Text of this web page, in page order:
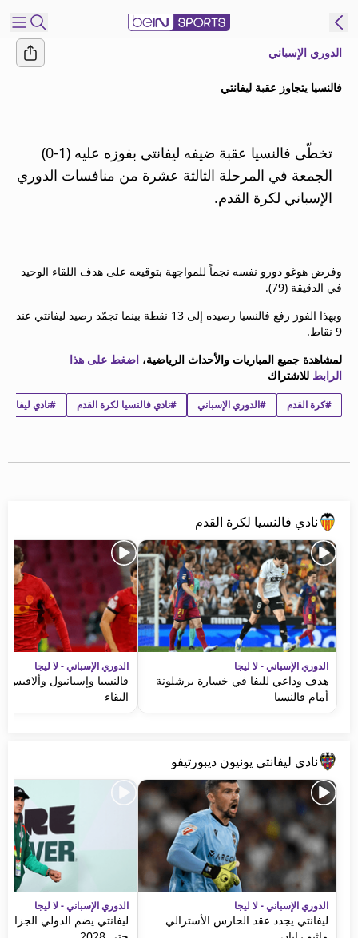
النسخة
MENA
إدارة
قائمة
النشرة
الإخبارية
اتصل بنا
beIN CONNECT
beIN MEDIA GROUP
ترددات beIN SPORTS
الأسئلة الأكثر شيوعاً
الدوري الإسباني
فالنسيا يتجاوز عقبة ليفانتي
تخطّى فالنسيا عقبة ضيفه ليفانتي بفوزه عليه (1-0)
الجمعة في المرحلة الثالثة عشرة من منافسات الدوري
الإسباني لكرة القدم.
وفرض هوغو دورو نفسه نجماً للمواجهة بتوقيعه على هدف اللقاء الوحيد
في الدقيقة (79).
وبهذا الفوز رفع فالنسيا رصيده إلى 13 نقطة بينما تجمّد رصيد ليفانتي عند
9 نقاط.
لمشاهدة جميع المباريات والأحداث الرياضية، اضغط على هذا
الرابط للاشتراك
#كرة القدم #الدوري الإسباني #نادي فالنسيا لكرة القدم #نادي ليفانتي
نادي فالنسيا لكرة القدم
الدوري الإسباني - لا ليجا
هدف وداعي لليفا في خسارة برشلونة
أمام فالنسيا
الدوري الإسباني - لا ليجا
فالنسيا وإسبانيول
البقاء
نادي ليفانتي يونيون ديبورتيفو
الدوري الإسباني - لا ليجا
ليفانتي يجدد عقد الحارس الأسترالي
الدوري الإسباني - لا ليجا
ليفانتي يضم الدولي